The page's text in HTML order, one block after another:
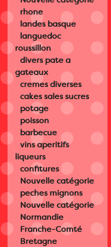
rhone
landes basque
languedoc
roussillon
divers pate a
gateaux
cremes diverses
cakes sales sucres
potage
poisson
barbecue
vins aperitifs
liqueurs
confitures
Nouvelle catégorie
peches mignons
Nouvelle catégorie
Normandie
Franche-Comté
Bretagne